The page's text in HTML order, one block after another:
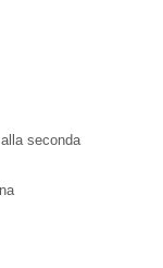
seconda